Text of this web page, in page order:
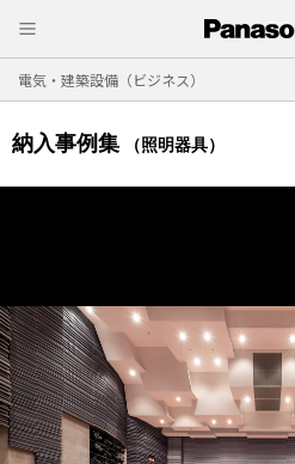
電気・建築設備（ビジネス）
納入事例集 （照明器具）